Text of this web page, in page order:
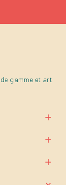
gamme et art


